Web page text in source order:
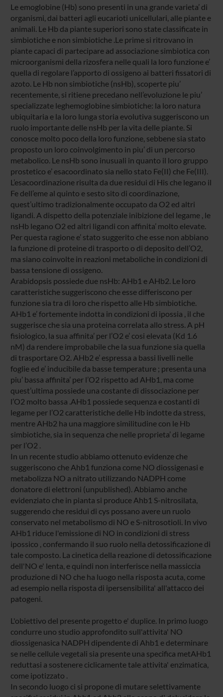
Le emoglobine (Hb) sono presenti in una grande varieta’ di
organismi, dai batteri agli eucarioti unicellulari, alle piante e
animali. Le Hb da piante superiori sono state classificate in
simbiotiche e non simbiotiche .Le prime si ritrovano in
piante capaci di partecipare ad associazione simbiotica con
microorganismi della rizosfera nelle quali la loro funzione e’
quella di regolare l’apporto di ossigeno ai batteri fissatori di
azoto. Le Hb non simbiotiche (nsHb), scoperte piu’
recentemente, si ritiene precedano nell’evoluzione le piu’
specializzate leghemoglobine simbiotiche: la loro natura
ubiquitaria e la loro lunga storia evolutiva suggeriscono un
ruolo importante delle nsHb per la vita delle piante. Si
conosce molto poco della loro funzione, sebbene sia stato
proposto un loro coinvolgimento in piu’ di un percorso
metabolico. Le nsHb sono inusuali in quanto il loro gruppo
prostetico e’ esacoordinato sia nello stato Fe(II) che Fe(III).
L’esacoordinazione risulta da due residui di His che legano il
Fe dell’eme al quinto e sesto sito di coordinazione,
quest’ultimo tradizionalmente occupato da O2 ed altri
ligandi. A dispetto della potenziale inibizione del legame , le
nsHb legano O2 ed altri ligandi con affinita’ molto elevate.
Per questa ragione e’ stato suggerito che esse non abbiano
la funzione di proteine di trasporto o di deposito dell’O2,
ma siano coinvolte in reazioni metaboliche in condizioni di
bassa tensione di ossigeno.
Arabidopsis possiede due nsHb: AHb1 e AHb2. Le loro
caratteristiche suggeriscono che esse differiscono per
funzione sia tra di loro che rispetto alle Hb simbiotiche.
AHb1 e’ fortemente indotta in condizioni di ipossia , il che
suggerisce che sia una proteina correlata allo stress. A pH
fisiologico, la sua affinita’ per l’O2 e’ cosi elevata (Kd 1.6
nM) da rendere improbabile che la sua funzione sia quella
di trasportare O2. AHb2 e’ espressa a bassi livelli nelle
foglie ed e’ inducibile da basse temperature ; presenta una
piu’ bassa affinita’ per l’O2 rispetto ad AHb1, ma come
quest’ultima possiede una costante di dissociazione per
l’O2 molto bassa .AHb1 possiede sequenza e costanti di
legame per l’O2 caratteristiche delle Hb indotte da stress,
mentre AHb2 ha una maggiore similitudine con le Hb
simbiotiche, sia in sequenza che nelle proprieta’ di legame
per l’O2 .
In un recente studio abbiamo ottenuto evidenze che
suggeriscono che Ahb1 funziona come NO diossigenasi e
metabolizza NO a nitrato utilizzando NADPH come
donatore di elettroni (unpublished). Abbiamo anche
evidenziato che in pianta si produce Ahb1 S-nitrosilata,
suggerendo che residui di cys possano avere un ruolo
conservato nel metabolismo di NO e S-nitrosotioli. In vivo
AHb1 riduce l'emissione di NO in condizioni di stress
ipossico , confermando il suo ruolo nella detossificazione di
tale composto. La cinetica della reazione di detossificazione
dell'NO e' lenta, e quindi non interferisce nella massiccia
produzione di NO che ha luogo nella risposta acuta, come
ad esempio nella risposta di ipersensibilita' all'attacco dei
patogeni.
L'obiettivo del presente progetto e' duplice. In primo luogo
condurre uno studio approfondito sull'attivita' NO
diossigenasica NADPH dipendente di Ahb1 e determinare
se nelle cellule vegetali sia presente una specifica metAHb1
reduttasi a sostenere ciclicamente tale attivita' enzimatica,
come ipotizzato .
In secondo luogo ci si propone di mutare selettivamente